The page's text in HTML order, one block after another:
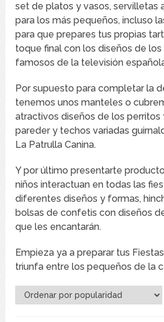
set de platos y vasos, servilletas
para los más pequeños, incluso
para que prepares tus propias
toque final con los diseños de
famosos de la televisión
Por supuesto para completar la
tenemos unos manteles o
atractivos diseños de los perritos
pareder y techos variadas
La Patrulla Canina.
Y por último presentarte
niños interactuan en todas las
diferentes diseños y formas,
bolsas de confetis con diseños
que les encantarán.
Empieza ya a preparar tus
triunfa entre los pequeños de la